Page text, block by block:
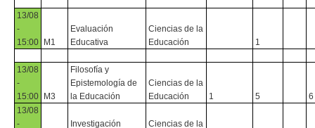
13/08
-
15:00
M1
Evaluación
Educativa
Ciencias de la
Educación
1
13/08
-
15:00
M3
Filosofía y
Epistemología de
la Educación
Ciencias de la
Educación
1 5
6
13/08
-
Investigación
Ciencias de la